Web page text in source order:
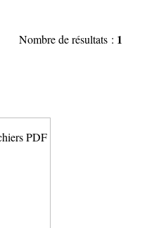
Nombre de résultats : 1
PDF